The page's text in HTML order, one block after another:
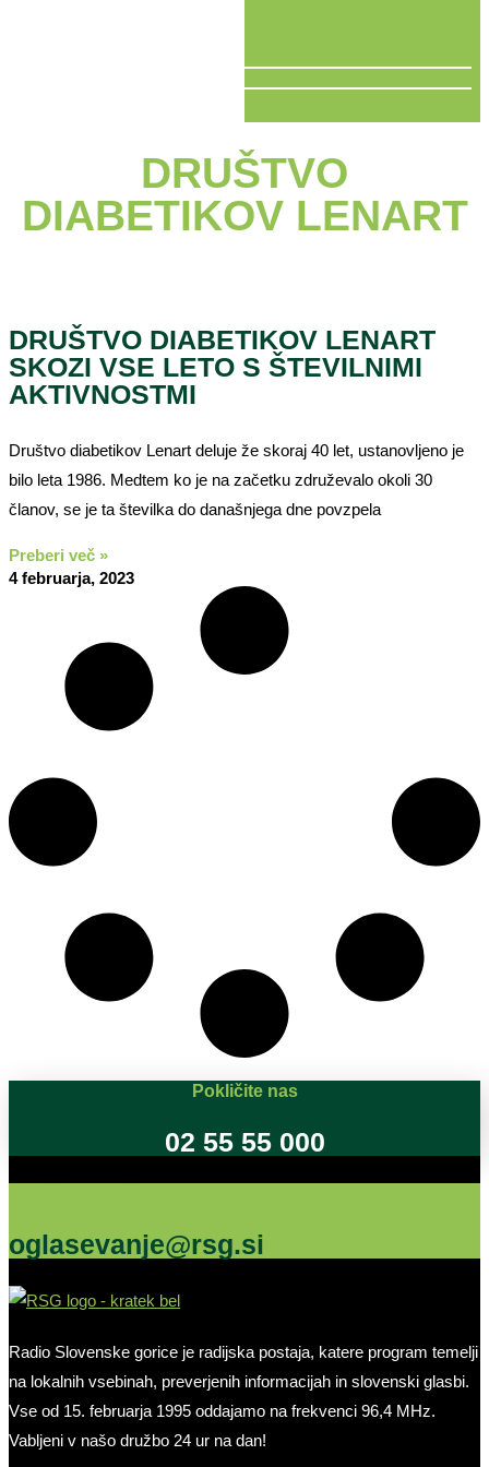
DRUŠTVO
DIABETIKOV LENART
DRUŠTVO DIABETIKOV LENART
SKOZI VSE LETO S ŠTEVILNIMI
AKTIVNOSTMI
Društvo diabetikov Lenart deluje že skoraj 40 let, ustanovljeno je
bilo leta 1986. Medtem ko je na začetku združevalo okoli 30
članov, se je ta številka do današnjega dne povzpela
Preberi več »
4 februarja, 2023
Pokličite nas
02 55 55 000
oglasevanje@rsg.si
Radio Slovenske gorice je radijska postaja, katere program temelji
na lokalnih vsebinah, preverjenih informacijah in slovenski glasbi.
Vse od 15. februarja 1995 oddajamo na frekvenci 96,4 MHz.
Vabljeni v našo družbo 24 ur na dan!